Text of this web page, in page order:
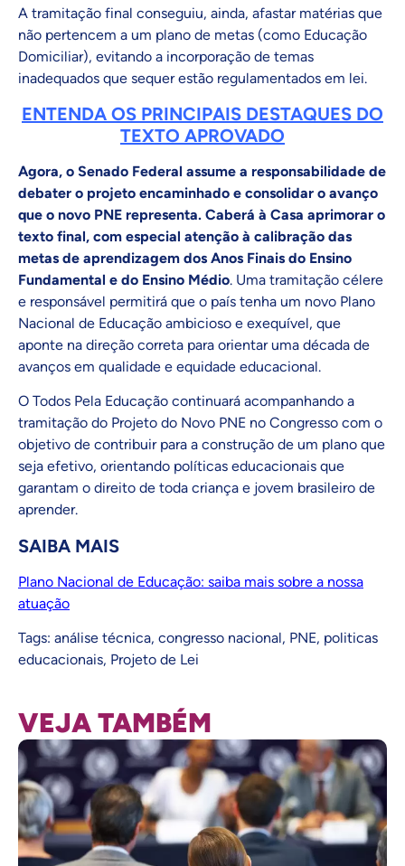
A tramitação final conseguiu, ainda, afastar matérias que
não pertencem a um plano de metas (como Educação
Domiciliar), evitando a incorporação de temas
inadequados que sequer estão regulamentados em lei.
ENTENDA OS PRINCIPAIS DESTAQUES DO
TEXTO APROVADO
Agora, o Senado Federal assume a responsabilidade de
debater o projeto encaminhado e consolidar o avanço
que o novo PNE representa. Caberá à Casa aprimorar o
texto final, com especial atenção à calibração das
metas de aprendizagem dos Anos Finais do Ensino
Fundamental e do Ensino Médio. Uma tramitação célere
e responsável permitirá que o país tenha um novo Plano
Nacional de Educação ambicioso e exequível, que
aponte na direção correta para orientar uma década de
avanços em qualidade e equidade educacional.
O Todos Pela Educação continuará acompanhando a
tramitação do Projeto do Novo PNE no Congresso com o
objetivo de contribuir para a construção de um plano que
seja efetivo, orientando políticas educacionais que
garantam o direito de toda criança e jovem brasileiro de
aprender.
SAIBA MAIS
Plano Nacional de Educação: saiba mais sobre a nossa
atuação
Tags: análise técnica, congresso nacional, PNE, politicas
educacionais, Projeto de Lei
VEJA TAMBÉM